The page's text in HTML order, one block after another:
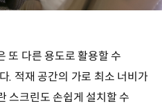
또 다른 용도로 활용할 수
. 적재 공간의 가로 최소 너비가
스크린도 손쉽게 설치할 수